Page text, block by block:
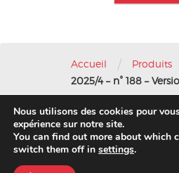
-
Version
PDF
Accueil / Produits
2025/4 – n° 188 –
Nous contacter-
© 2016 AFAE
Nous utilisons des cookies pour
expérience sur notre site.
You can find out more about which
switch them off in settings.